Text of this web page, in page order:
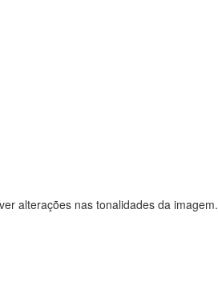
alterações nas tonalidades da imagem.